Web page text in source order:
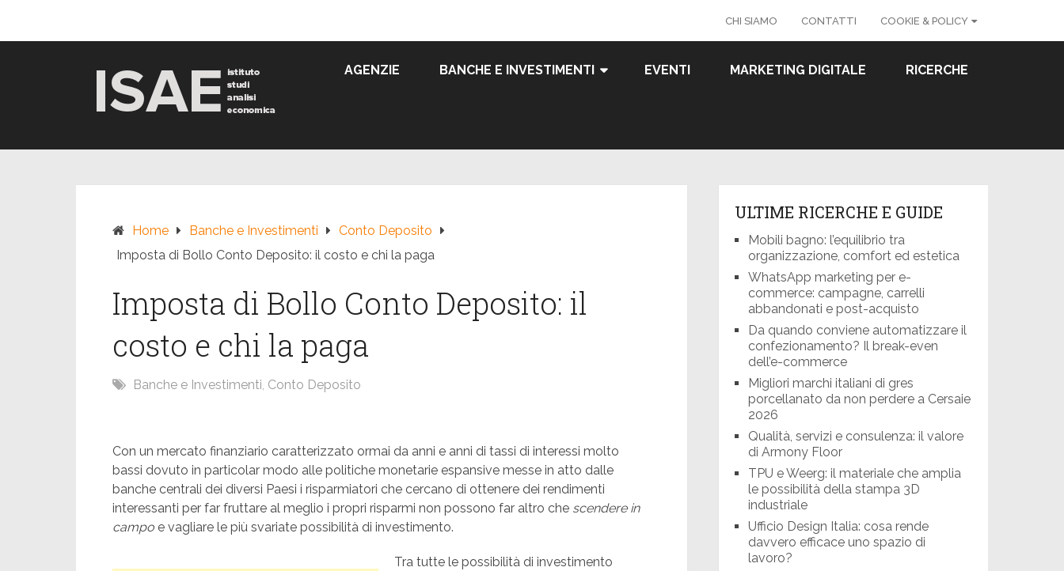
content
CHI SIAMO CONTATTI COOKIE & POLICY
AGENZIE BANCHE E INVESTIMENTI EVENTI MARKETING DIGITALE RICERCHE
Home Banche e Investimenti
Conto Deposito
Imposta di Bollo Conto Deposito: il costo e chi la paga
Imposta di Bollo Conto Deposito: il
costo e chi la paga
Banche e Investimenti, Conto Deposito
Con un mercato finanziario caratterizzato ormai da anni e anni di tassi di interessi molto
bassi dovuto in particolar modo alle politiche monetarie espansive messe in atto dalle
banche centrali dei diversi Paesi i risparmiatori che cercano di ottenere dei rendimenti
interessanti per far fruttare al meglio i propri risparmi non possono far altro che scendere in
campo e vagliare le più svariate possibilità di investimento.
Tra tutte le possibilità di investimento
ULTIME RICERCHE E GUIDE
Mobili bagno: l’equilibrio tra
organizzazione, comfort ed estetica
WhatsApp marketing per e-
commerce: campagne, carrelli
abbandonati e post-acquisto
Da quando conviene automatizzare il
confezionamento? Il break-even
dell’e-commerce
Migliori marchi italiani di gres
porcellanato da non perdere a Cersaie
2026
Qualità, servizi e consulenza: il valore
di Armony Floor
TPU e Weerg: il materiale che amplia
le possibilità della stampa 3D
industriale
Ufficio Design Italia: cosa rende
davvero efficace uno spazio di
lavoro?